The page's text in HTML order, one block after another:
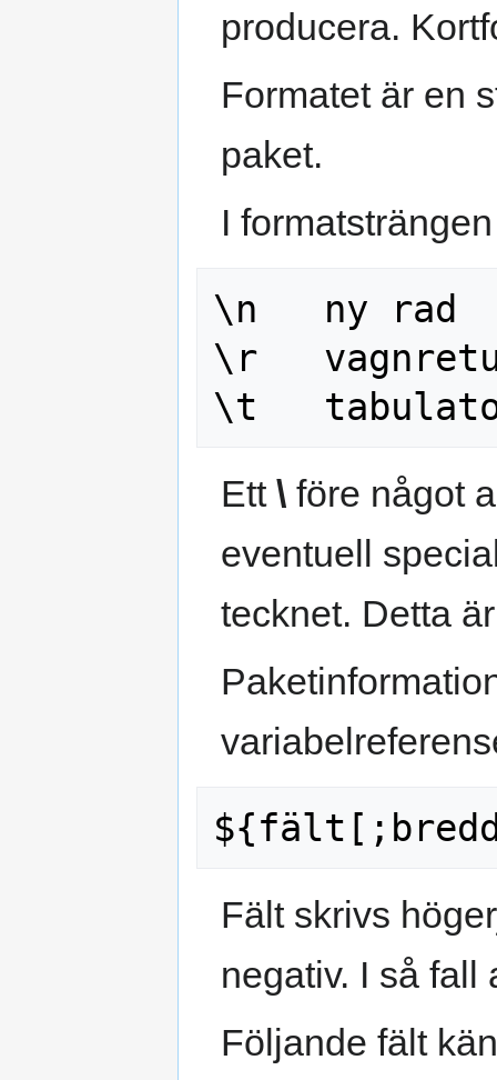
producera.
Formatet är en
paket.
I
\n   ny rad
\r
Ett\ före något
eventuell
tecknet. Detta
Fält skrivs
negativ. I så fall
Följande fält